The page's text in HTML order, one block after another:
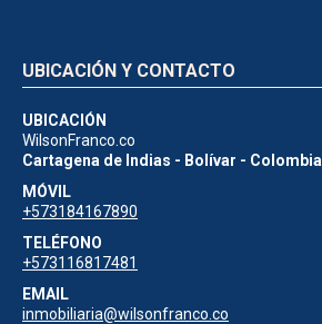
UBICACIÓN Y CONTACTO
UBICACIÓN
WilsonFranco.co
Cartagena de Indias - Bolívar - Colombia
MÓVIL
+573184167890
TELÉFONO
+573116817481
EMAIL
inmobiliaria@wilsonfranco.co